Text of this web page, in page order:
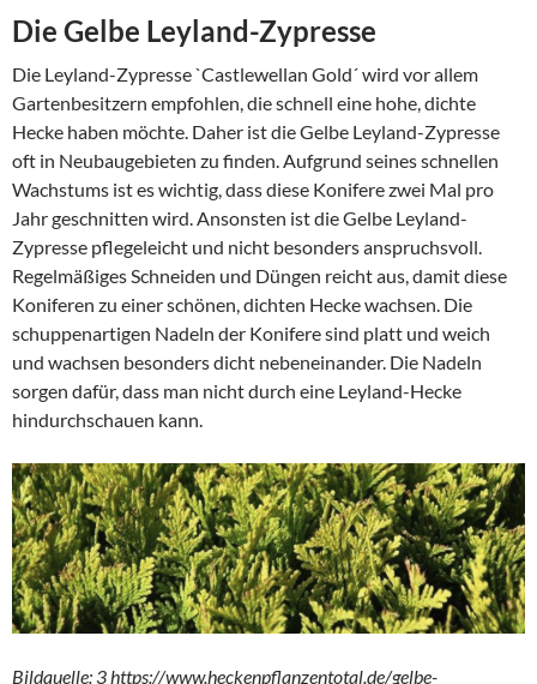
Die Gelbe Leyland-Zypresse
Die Leyland-Zypresse `Castlewellan Gold´ wird vor allem
Gartenbesitzern empfohlen, die schnell eine hohe, dichte
Hecke haben möchte. Daher ist die Gelbe Leyland-Zypresse
oft in Neubaugebieten zu finden. Aufgrund seines schnellen
Wachstums ist es wichtig, dass diese Konifere zwei Mal pro
Jahr geschnitten wird. Ansonsten ist die Gelbe Leyland-
Zypresse pflegeleicht und nicht besonders anspruchsvoll.
Regelmäßiges Schneiden und Düngen reicht aus, damit diese
Koniferen zu einer schönen, dichten Hecke wachsen. Die
schuppenartigen Nadeln der Konifere sind platt und weich
und wachsen besonders dicht nebeneinander. Die Nadeln
sorgen dafür, dass man nicht durch eine Leyland-Hecke
hindurchschauen kann.
Bildquelle: 3 https://www.heckenpflanzentotal.de/gelbe-